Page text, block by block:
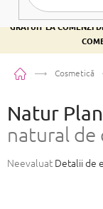
TRANSPORT GRATUIT
GRATUIT LA COMENZI
Acasă Cosmetică
Natur
natural de
Evaluarea
Neevaluat Detalii de